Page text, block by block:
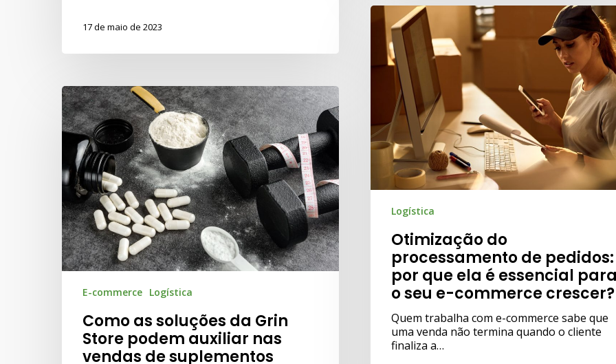
17 de maio de 2023
Logística
Otimização do
processamento de pedidos:
por que ela é essencial
o seu e-commerce crescer?
Quem trabalha com e-commerce sabe que
uma venda não termina quando o cliente
finaliza a…
E-commerce Logística
Como as soluções da Grin
Store podem auxiliar nas
vendas de suplementos